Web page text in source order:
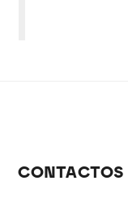
CONTACTOS